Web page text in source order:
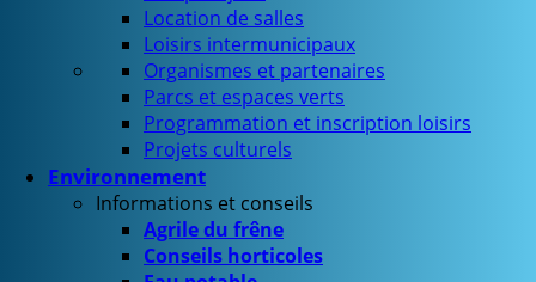
Location de salles
Loisirs intermunicipaux
Organismes et partenaires
Parcs et espaces verts
Programmation et inscription loisirs
Projets culturels
Environnement
Informations et conseils
Agrile du frêne
Conseils horticoles